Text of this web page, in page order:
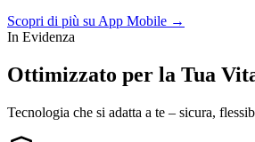
Scopri di più su App Mobile →
In Evidenza
Ottimizzato per la Tua
Tecnologia che si adatta a te – sicura,